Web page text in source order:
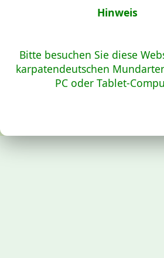
Hinweis
Bitte besuchen Sie diese
karpatendeutschen
PC oder Tablet-